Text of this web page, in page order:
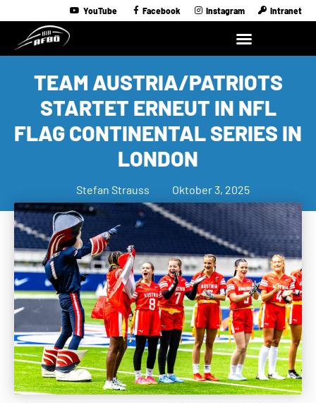
YouTube Facebook Instagram Intranet
TEAM AUSTRIA/PATRIOTS
STARTET ERNEUT IN NFL
FLAG CONTINENTAL SERIES IN
LONDON
Stefan Strauss Oktober 3, 2025